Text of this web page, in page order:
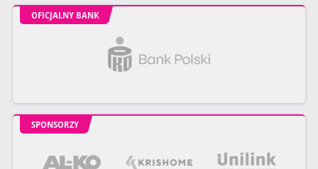
OFICJALNY BANK
SPONSORZY